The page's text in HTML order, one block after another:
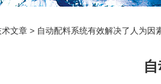
术文章 > 自动配料系统有效解决了人为因